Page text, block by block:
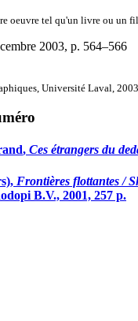
oeuvre tel qu'un livre ou un
2003, p. 564–566
Université Laval, 2003
, Ces étrangers du
Frontières flottantes /
B.V., 2001, 257 p.